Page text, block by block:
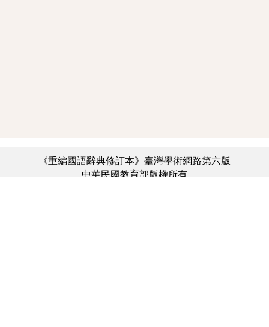
《重編國語辭典修訂本》臺灣學術網路第六版
中華民國教育部版權所有